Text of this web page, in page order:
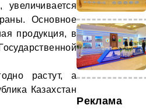
Основное
продукция, в
растут, а
Казахстан
Реклама